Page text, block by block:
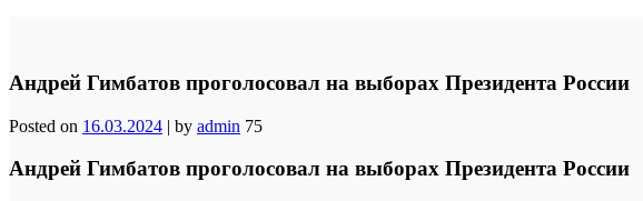
Андрей Гимбатов проголосовал на выборах Президента России
Posted on 16.03.2024 | by admin 75
Андрей Гимбатов проголосовал на выборах Президента России